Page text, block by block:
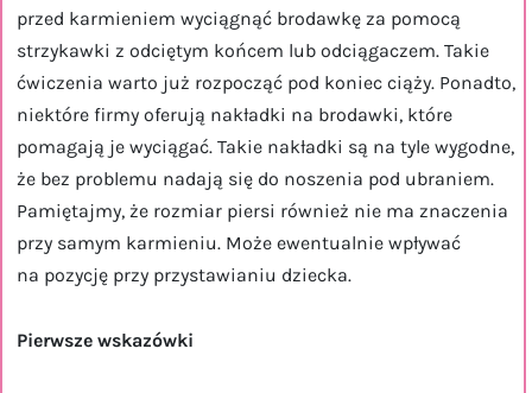
przed karmieniem wyciągnąć brodawkę za pomocą
strzykawki z odciętym końcem lub odciągaczem. Takie
ćwiczenia warto już rozpocząć pod koniec ciąży. Ponadto,
niektóre firmy oferują nakładki na brodawki, które
pomagają je wyciągać. Takie nakładki są na tyle wygodne,
że bez problemu nadają się do noszenia pod ubraniem.
Pamiętajmy, że rozmiar piersi również nie ma znaczenia
przy samym karmieniu. Może ewentualnie wpływać
na pozycję przy przystawianiu dziecka.
Pierwsze wskazówki